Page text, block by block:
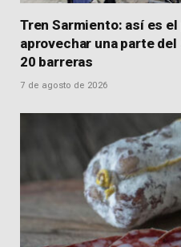
Tren Sarmiento: así es
aprovechar una parte
20 barreras
7 de agosto de 2026